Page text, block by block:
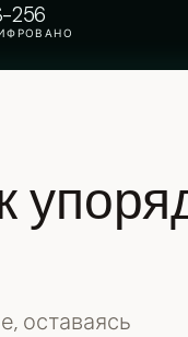
256
оставаясь